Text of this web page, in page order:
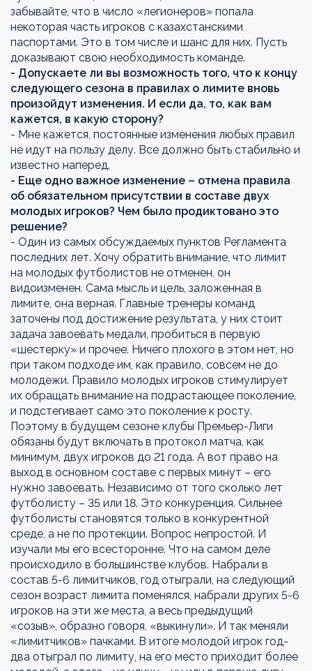
забывайте, что в число «легионеров» попала
некоторая часть игроков с казахстанскими
паспортами. Это в том числе и шанс для них. Пусть
доказывают свою необходимость команде.
- Допускаете ли вы возможность того, что к концу
следующего сезона в правилах о лимите вновь
произойдут изменения. И если да, то, как вам
кажется, в какую сторону?
- Мне кажется, постоянные изменения любых правил
не идут на пользу делу. Все должно быть стабильно и
известно наперед.
- Еще одно важное изменение – отмена правила
об обязательном присутствии в составе двух
молодых игроков? Чем было продиктовано это
решение?
- Один из самых обсуждаемых пунктов Регламента
последних лет. Хочу обратить внимание, что лимит
на молодых футболистов не отменен, он
видоизменен. Сама мысль и цель, заложенная в
лимите, она верная. Главные тренеры команд
заточены под достижение результата, у них стоит
задача завоевать медали, пробиться в первую
«шестерку» и прочее. Ничего плохого в этом нет, но
при таком подходе им, как правило, совсем не до
молодежи. Правило молодых игроков стимулирует
их обращать внимание на подрастающее поколение,
и подстегивает само это поколение к росту.
Поэтому в будущем сезоне клубы Премьер-Лиги
обязаны будут включать в протокол матча, как
минимум, двух игроков до 21 года. А вот право на
выход в основном составе с первых минут – его
нужно завоевать. Независимо от того сколько лет
футболисту – 35 или 18. Это конкуренция. Сильнее
футболисты становятся только в конкурентной
среде, а не по протекции. Вопрос непростой. И
изучали мы его всесторонне. Что на самом деле
происходило в большинстве клубов. Набрали в
состав 5-6 лимитчиков, год отыграли, на следующий
сезон возраст лимита поменялся, набрали других 5-6
игроков на эти же места, а весь предыдущий
«созыв», образно говоря, «выкинули». И так меняли
«лимитчиков» пачками. В итоге молодой игрок год-
два отыграл по лимиту, на его место приходит более